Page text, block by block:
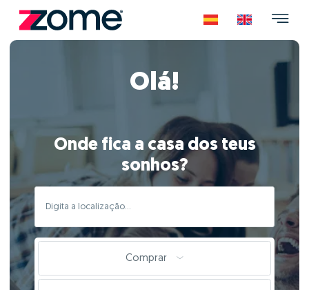
Olá!
Onde fica a casa dos teus
sonhos?
Comprar